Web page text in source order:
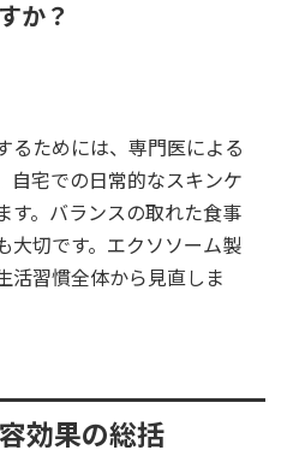
か？
るためには、専門医による
自宅での日常的なスキンケ
す。バランスの取れた食事
大切です。エクソソーム製
活習慣全体から見直しま
効果の総括